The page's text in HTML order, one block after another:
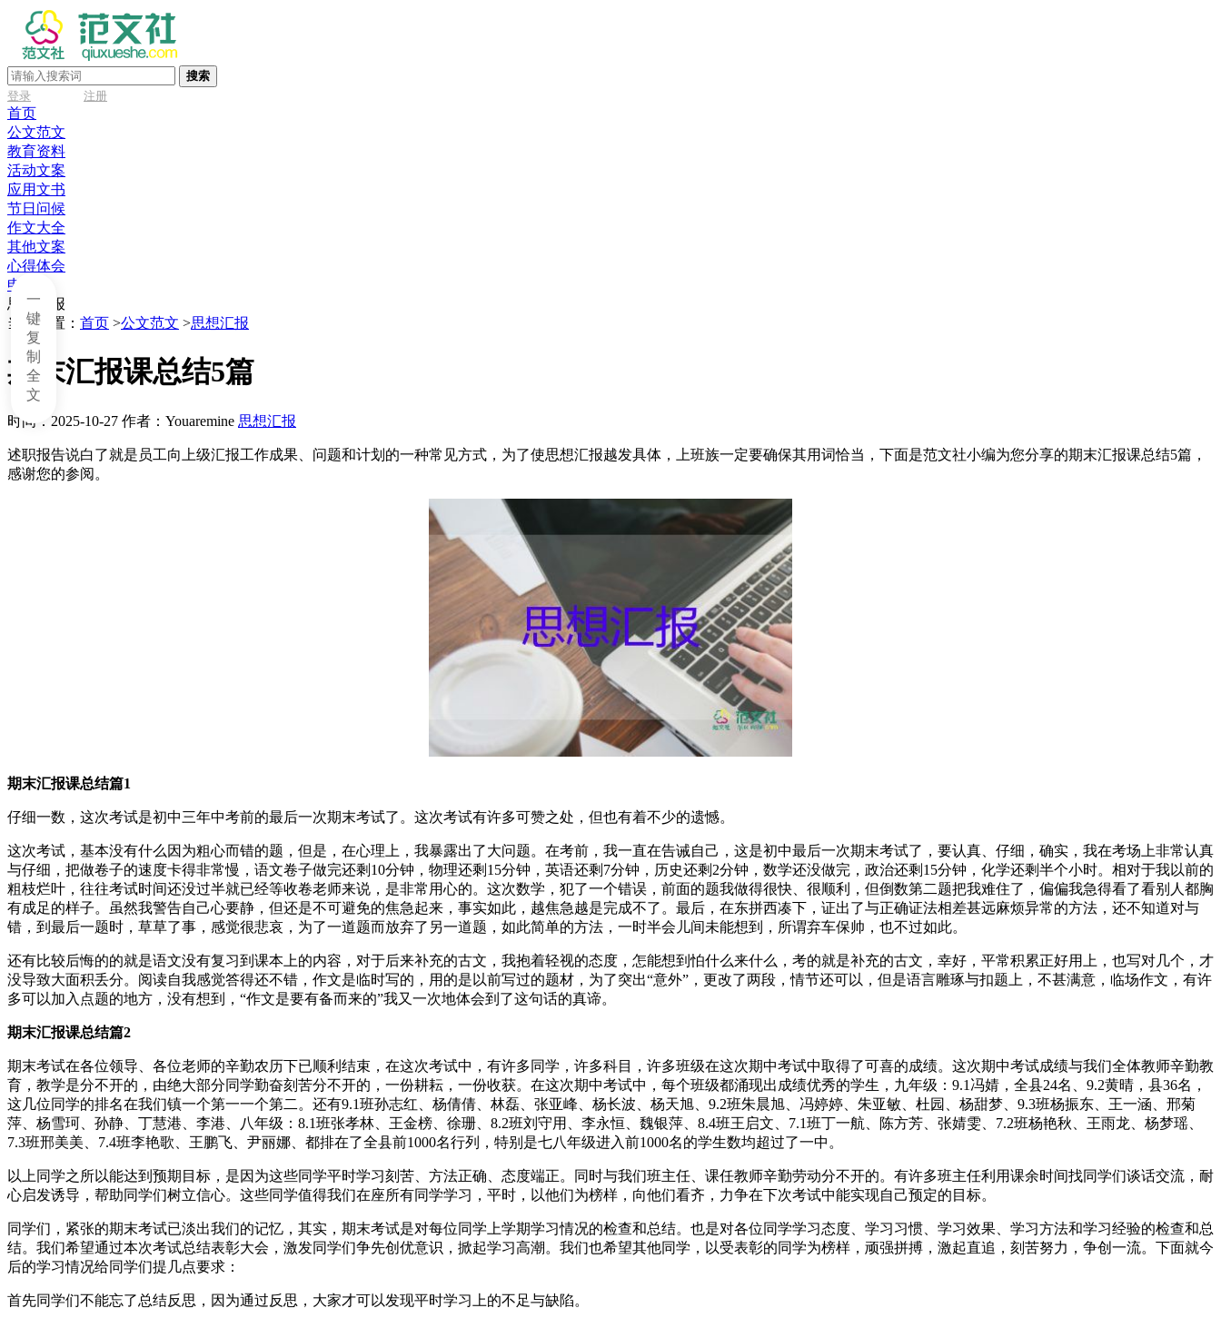
搜索
登录
注册
首页
公文范文
教育资料
活动文案
应用文书
节日问候
作文大全
其他文案
心得体会
申请书
思想汇报
当前位置： 首页 >公文范文 >思想汇报
期末汇报课总结5篇
时间：2025-10-27 作者：Youaremine 思想汇报
述职报告说白了就是员工向上级汇报工作成果、问题和计划的一种常见方式，为了使思想汇报越发具体，上班族一定要确保其用词恰当，下面是范文社小编为您分享的期末汇报课总结5篇，
感谢您的参阅。
期末汇报课总结篇1
仔细一数，这次考试是初中三年中考前的最后一次期末考试了。这次考试有许多可赞之处，但也有着不少的遗憾。
这次考试，基本没有什么因为粗心而错的题，但是，在心理上，我暴露出了大问题。在考前，我一直在告诫自己，这是初中最后一次期末考试了，要认真、仔细，确实，我在考场上非常认真
与仔细，把做卷子的速度卡得非常慢，语文卷子做完还剩10分钟，物理还剩15分钟，英语还剩7分钟，历史还剩2分钟，数学还没做完，政治还剩15分钟，化学还剩半个小时。相对于我以前的
粗枝烂叶，往往考试时间还没过半就已经等收卷老师来说，是非常用心的。这次数学，犯了一个错误，前面的题我做得很快、很顺利，但倒数第二题把我难住了，偏偏我急得看了看别人都胸
有成足的样子。虽然我警告自己心要静，但还是不可避免的焦急起来，事实如此，越焦急越是完成不了。最后，在东拼西凑下，证出了与正确证法相差甚远麻烦异常的方法，还不知道对与
错，到最后一题时，草草了事，感觉很悲哀，为了一道题而放弃了另一道题，如此简单的方法，一时半会儿间未能想到，所谓弃车保帅，也不过如此。
还有比较后悔的的就是语文没有复习到课本上的内容，对于后来补充的古文，我抱着轻视的态度，怎能想到怕什么来什么，考的就是补充的古文，幸好，平常积累正好用上，也写对几个，才
没导致大面积丢分。阅读自我感觉答得还不错，作文是临时写的，用的是以前写过的题材，为了突出“意外”，更改了两段，情节还可以，但是语言雕琢与扣题上，不甚满意，临场作文，有许
多可以加入点题的地方，没有想到，“作文是要有备而来的”我又一次地体会到了这句话的真谛。
期末汇报课总结篇2
期末考试在各位领导、各位老师的辛勤农历下已顺利结束，在这次考试中，有许多同学，许多科目，许多班级在这次期中考试中取得了可喜的成绩。这次期中考试成绩与我们全体教师辛勤教
育，教学是分不开的，由绝大部分同学勤奋刻苦分不开的，一份耕耘，一份收获。在这次期中考试中，每个班级都涌现出成绩优秀的学生，九年级：9.1冯婧，全县24名、9.2黄晴，县36名，
这几位同学的排名在我们镇一个第一一个第二。还有9.1班孙志红、杨倩倩、林磊、张亚峰、杨长波、杨天旭、9.2班朱晨旭、冯婷婷、朱亚敏、杜园、杨甜梦、9.3班杨振东、王一涵、邢菊
萍、杨雪珂、孙静、丁慧港、李港、八年级：8.1班张孝林、王金榜、徐珊、8.2班刘守用、李永恒、魏银萍、8.4班王启文、7.1班丁一航、陈方芳、张婧雯、7.2班杨艳秋、王雨龙、杨梦瑶、
7.3班邢美美、7.4班李艳歌、王鹏飞、尹丽娜、都排在了全县前1000名行列，特别是七八年级进入前1000名的学生数均超过了一中。
以上同学之所以能达到预期目标，是因为这些同学平时学习刻苦、方法正确、态度端正。同时与我们班主任、课任教师辛勤劳动分不开的。有许多班主任利用课余时间找同学们谈话交流，耐
心启发诱导，帮助同学们树立信心。这些同学值得我们在座所有同学学习，平时，以他们为榜样，向他们看齐，力争在下次考试中能实现自己预定的目标。
同学们，紧张的期末考试已淡出我们的记忆，其实，期末考试是对每位同学上学期学习情况的检查和总结。也是对各位同学学习态度、学习习惯、学习效果、学习方法和学习经验的检查和总
结。我们希望通过本次考试总结表彰大会，激发同学们争先创优意识，掀起学习高潮。我们也希望其他同学，以受表彰的同学为榜样，顽强拼搏，激起直追，刻苦努力，争创一流。下面就今
后的学习情况给同学们提几点要求：
首先同学们不能忘了总结反思，因为通过反思，大家才可以发现平时学习上的不足与缺陷。
一
键
复
制
全
文